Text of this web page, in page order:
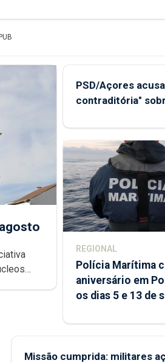
PSD/Açores
contraditória"
REGIONAL
Polícia Marítima
aniversário em
os dias 5 e 13 de
Missão cumprida: militares